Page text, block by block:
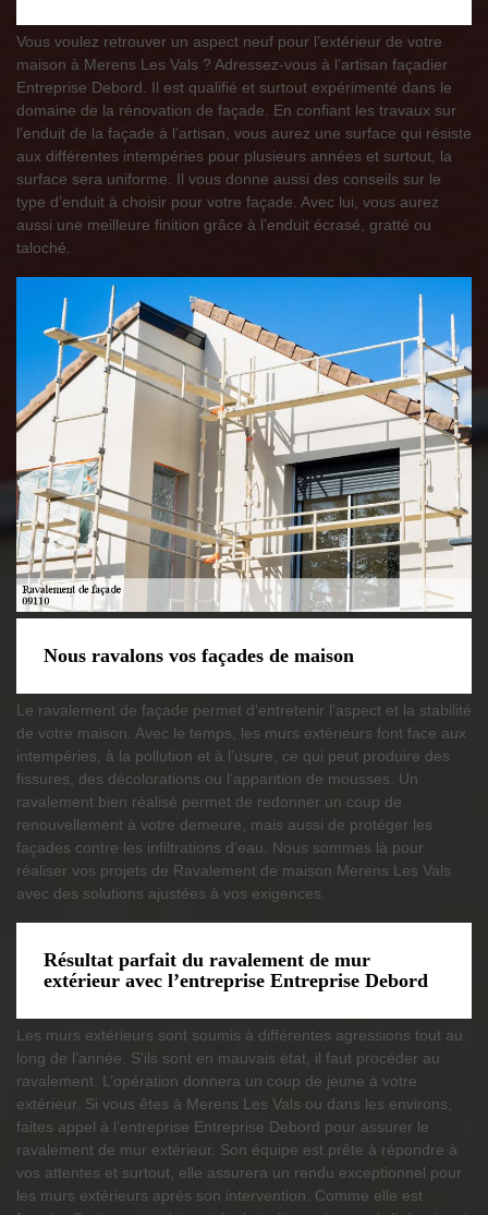
Vous voulez retrouver un aspect neuf pour l’extérieur de votre
maison à Merens Les Vals ? Adressez-vous à l’artisan façadier
Entreprise Debord. Il est qualifié et surtout expérimenté dans le
domaine de la rénovation de façade. En confiant les travaux sur
l’enduit de la façade à l’artisan, vous aurez une surface qui résiste
aux différentes intempéries pour plusieurs années et surtout, la
surface sera uniforme. Il vous donne aussi des conseils sur le
type d’enduit à choisir pour votre façade. Avec lui, vous aurez
aussi une meilleure finition grâce à l’enduit écrasé, gratté ou
taloché.
Nous ravalons vos façades de maison
Le ravalement de façade permet d’entretenir l’aspect et la stabilité
de votre maison. Avec le temps, les murs extérieurs font face aux
intempéries, à la pollution et à l’usure, ce qui peut produire des
fissures, des décolorations ou l’apparition de mousses. Un
ravalement bien réalisé permet de redonner un coup de
renouvellement à votre demeure, mais aussi de protéger les
façades contre les infiltrations d’eau. Nous sommes là pour
réaliser vos projets de Ravalement de maison Merens Les Vals
avec des solutions ajustées à vos exigences.
Résultat parfait du ravalement de mur
extérieur avec l’entreprise Entreprise Debord
Les murs extérieurs sont soumis à différentes agressions tout au
long de l’année. S’ils sont en mauvais état, il faut procéder au
ravalement. L’opération donnera un coup de jeune à votre
extérieur. Si vous êtes à Merens Les Vals ou dans les environs,
faites appel à l’entreprise Entreprise Debord pour assurer le
ravalement de mur extérieur. Son équipe est prête à répondre à
vos attentes et surtout, elle assurera un rendu exceptionnel pour
les murs extérieurs après son intervention. Comme elle est